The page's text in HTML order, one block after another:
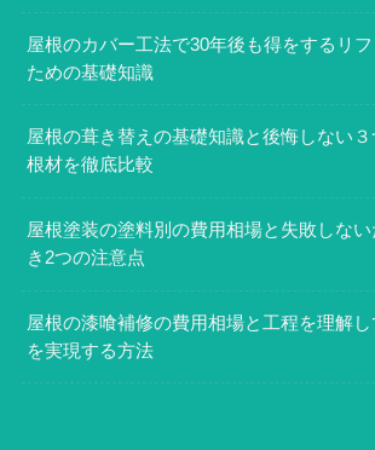
屋根のカバー工法で30年後も得をするリ
ための基礎知識
屋根の葺き替えの基礎知識と後悔しない
根材を徹底比較
屋根塗装の塗料別の費用相場と失敗しな
き2つの注意点
屋根の漆喰補修の費用相場と工程を理解
を実現する方法